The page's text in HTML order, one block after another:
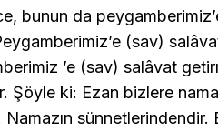
bunun da
(sav)
’e (sav) salâvat
Şöyle ki: Ezan bizlere
sünnetlerindendir.